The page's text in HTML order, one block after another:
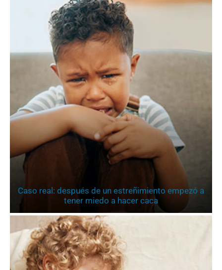
Caso real: después de un estreñimiento empezó a
tener miedo a hacer caca